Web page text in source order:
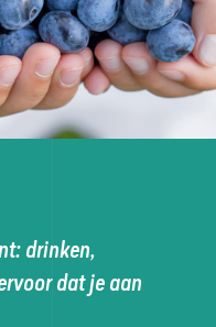
drinken,
dat je aan